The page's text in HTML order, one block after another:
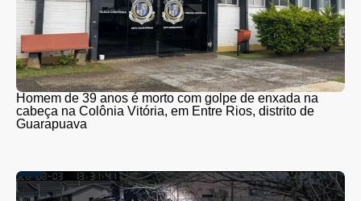
Homem de 39 anos é morto com golpe de enxada na
cabeça na Colônia Vitória, em Entre Rios, distrito de
Guarapuava